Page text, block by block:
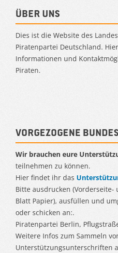
Über uns
Dies ist die Website des
Piratenpartei Deutschland.
Informationen und
Piraten.
Vorgezogene
Wir brauchen eure
teilnehmen zu können.
Hier findet ihr das
Bitte ausdrucken (Vorderseite-
Blatt Papier), ausfüllen und
oder schicken an:.
Piratenpartei Berlin,
Weitere Infos zum Sammeln
Unterstützungsunterschriften